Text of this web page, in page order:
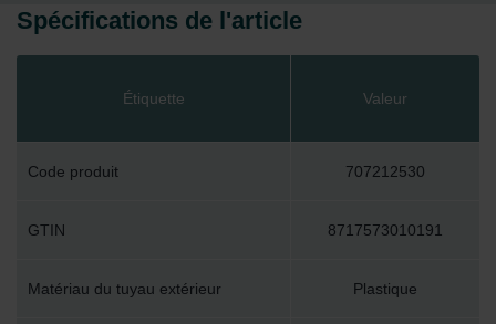
Spécifications de l'article
Étiquette Valeur
Code produit 707212530
GTIN 8717573010191
Matériau du tuyau extérieur Plastique